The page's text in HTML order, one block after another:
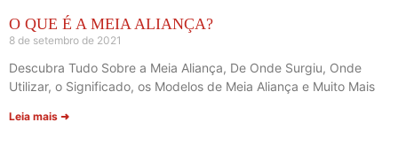
O QUE É A MEIA ALIANÇA?
8 de setembro de 2021
Descubra Tudo Sobre a Meia Aliança, De Onde Surgiu, Onde
Utilizar, o Significado, os Modelos de Meia Aliança e Muito Mais
Leia mais ➜